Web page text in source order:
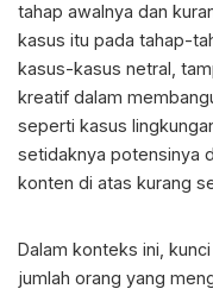
tahap awalnya dan
kasus itu pada tahap-
kasus-kasus netral,
kreatif dalam
seperti kasus
setidaknya potensinya
konten di atas kurang
Dalam konteks ini,
jumlah orang yang